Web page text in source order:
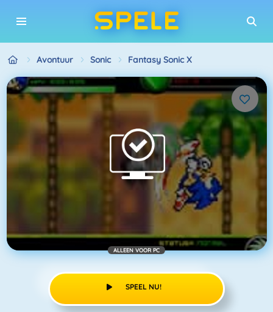
Avontuur Sonic Fantasy Sonic X
ALLEEN VOOR PC
SPEEL NU!